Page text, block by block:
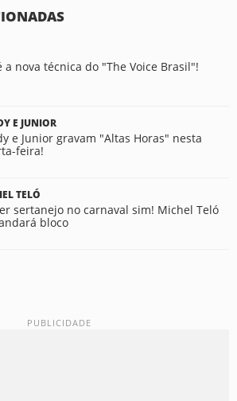
a nova técnica do "The Voice Brasil"!
E JUNIOR
e Junior gravam "Altas Horas" nesta
feira!
TELÓ
sertanejo no carnaval sim! Michel Teló
bloco